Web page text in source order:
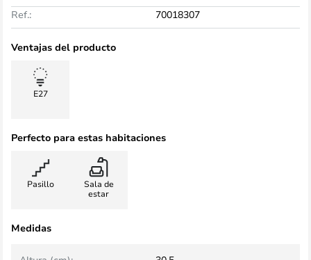
Ref.:
70018307
Ventajas del producto
E27
Perfecto para estas habitaciones
Pasillo
Sala de
estar
Medidas